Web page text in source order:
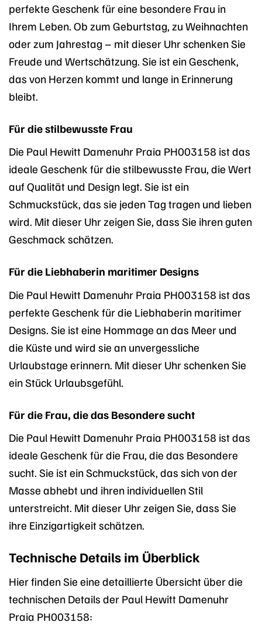
perfekte Geschenk für eine besondere Frau in
Ihrem Leben. Ob zum Geburtstag, zu Weihnachten
oder zum Jahrestag – mit dieser Uhr schenken Sie
Freude und Wertschätzung. Sie ist ein Geschenk,
das von Herzen kommt und lange in Erinnerung
bleibt.
Für die stilbewusste Frau
Die Paul Hewitt Damenuhr Praia PH003158 ist das
ideale Geschenk für die stilbewusste Frau, die Wert
auf Qualität und Design legt. Sie ist ein
Schmuckstück, das sie jeden Tag tragen und lieben
wird. Mit dieser Uhr zeigen Sie, dass Sie ihren guten
Geschmack schätzen.
Für die Liebhaberin maritimer Designs
Die Paul Hewitt Damenuhr Praia PH003158 ist das
perfekte Geschenk für die Liebhaberin maritimer
Designs. Sie ist eine Hommage an das Meer und
die Küste und wird sie an unvergessliche
Urlaubstage erinnern. Mit dieser Uhr schenken Sie
ein Stück Urlaubsgefühl.
Für die Frau, die das Besondere sucht
Die Paul Hewitt Damenuhr Praia PH003158 ist das
ideale Geschenk für die Frau, die das Besondere
sucht. Sie ist ein Schmuckstück, das sich von der
Masse abhebt und ihren individuellen Stil
unterstreicht. Mit dieser Uhr zeigen Sie, dass Sie
ihre Einzigartigkeit schätzen.
Technische Details im Überblick
Hier finden Sie eine detaillierte Übersicht über die
technischen Details der Paul Hewitt Damenuhr
Praia PH003158: